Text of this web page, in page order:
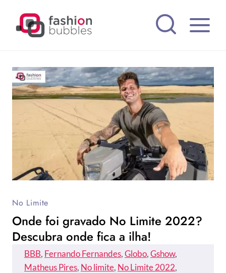
No Limite
Onde foi gravado No Limite 2022?
Descubra onde fica a ilha!
BBB, Fernando Fernandes, Globo, Gshow
Matheus Pires, No limite, No Limite 2022